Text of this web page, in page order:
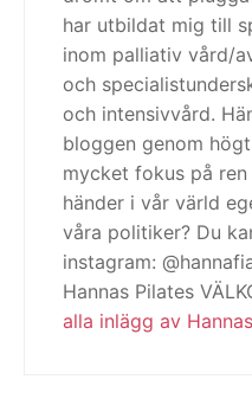
har utbildat mig till
inom palliativ vård/
och
och intensivvård.
bloggen genom
mycket fokus på
händer i vår värld
våra politiker? Du
instagram:
Hannas Pilates
alla inlägg av